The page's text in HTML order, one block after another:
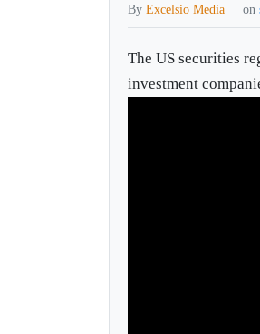
ByExcelsio Media on
The US securities
investment